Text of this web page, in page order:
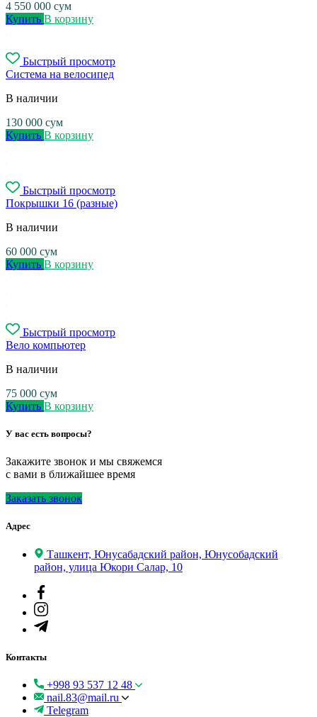
4 550 000 сум
Купить В корзину
Быстрый просмотр
Система на велосипед
В наличии
130 000 сум
Купить В корзину
Быстрый просмотр
Покрышки 16 (разные)
В наличии
60 000 сум
Купить В корзину
Быстрый просмотр
Вело компьютер
В наличии
75 000 сум
Купить В корзину
У вас есть вопросы?
Закажите звонок и мы свяжемся
с вами в ближайшее время
Заказать звонок
Адрес
Ташкент, Юнусабадский район, Юнусобадский
район, улица Юкори Салар, 10
Контакты
+998 93 537 12 48
nail.83@mail.ru
Telegram